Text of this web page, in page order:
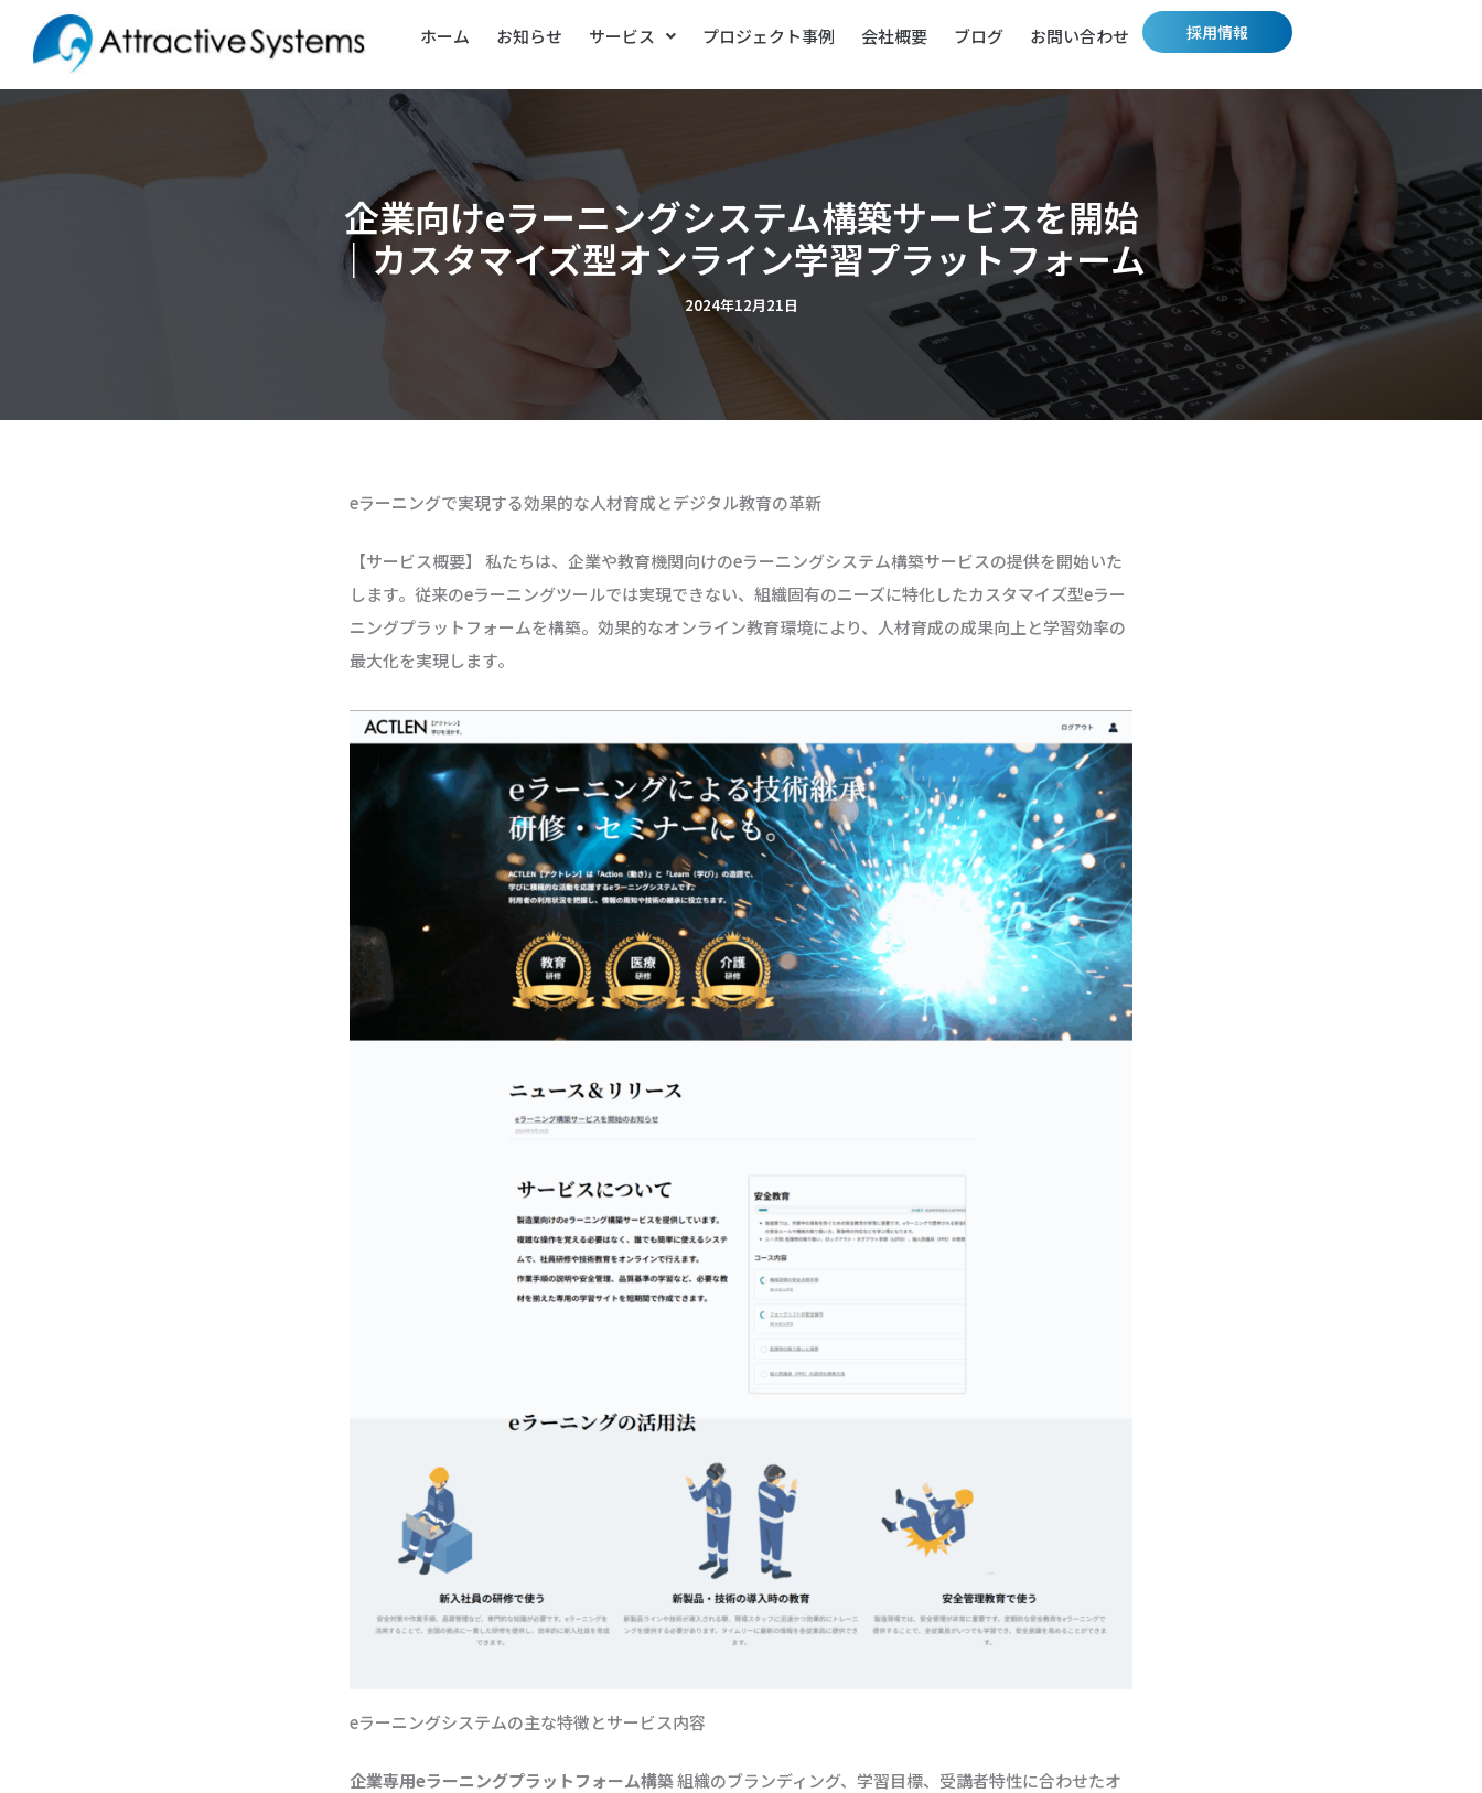
ッ
ホーム お知らせ サービス プロジェクト事例 会社概要 ブログ お問い合わせ 採用情報
企業向けeラーニングシステム構築サービスを開始
｜カスタマイズ型オンライン学習プラットフォーム
2024年12月21日
eラーニングで実現する効果的な人材育成とデジタル教育の革新
【サービス概要】 私たちは、企業や教育機関向けのeラーニングシステム構築サービスの提供を開始いた
します。従来のeラーニングツールでは実現できない、組織固有のニーズに特化したカスタマイズ型eラー
ニングプラットフォームを構築。効果的なオンライン教育環境により、人材育成の成果向上と学習効率の
最大化を実現します。
eラーニングシステムの主な特徴とサービス内容
企業専用eラーニングプラットフォーム構築組織のブランディング、学習目標、受講者特性に合わせたオ